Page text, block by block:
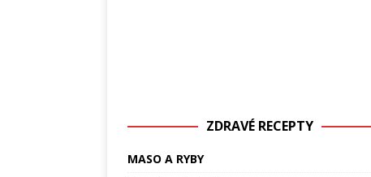
ZDRAVÉ RECEPTY
MASO A RYBY